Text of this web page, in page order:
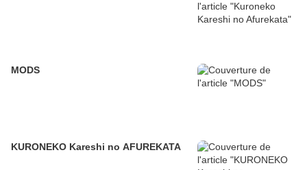
MODS
KURONEKO Kareshi no AFUREKATA